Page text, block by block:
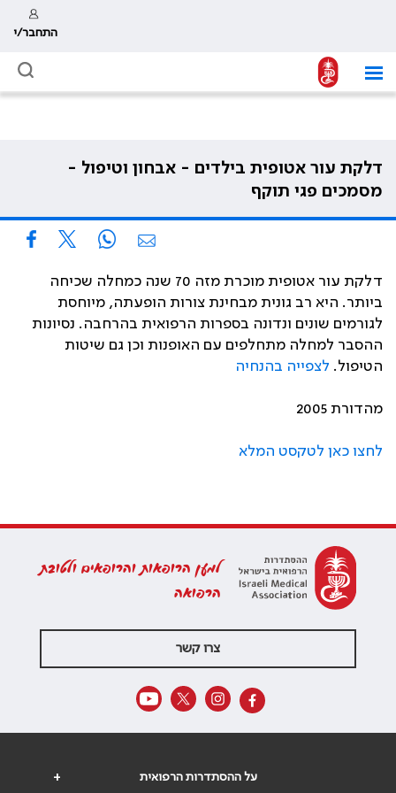
התחבר/י
דלקת עור אטופית בילדים - אבחון וטיפול -
מסמכים פגי תוקף
דלקת עור אטופית מוכרת מזה 70 שנה כמחלה שכיחה
ביותר. היא רב גונית מבחינת צורות הופעתה, מיוחסת
לגורמים שונים ונדונה בספרות הרפואית בהרחבה. נסיונות
ההסבר למחלה מתחלפים עם האופנות וכן גם שיטות
הטיפול. לצפייה בהנחיה
מהדורת 2005
לחצו כאן לטקסט המלא
למען הרופאות והרופאים ולטובת
הרפואה
צרו קשר
+ על ההסתדרות הרפואית